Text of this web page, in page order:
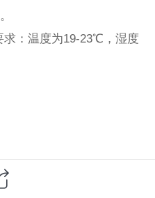
求：温度为19-23℃，湿度